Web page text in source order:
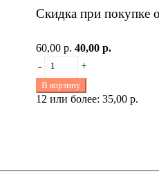
Скидка при покупке
60,00 р. 40,00 р.
-
+
В корзину
12 или более: 35,00 р.